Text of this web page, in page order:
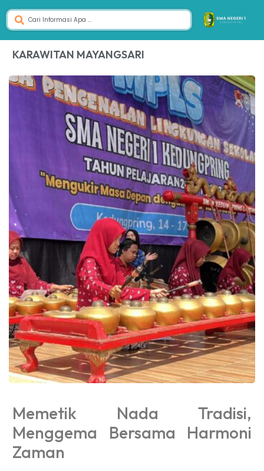
KARAWITAN MAYANGSARI
Memetik Nada Tradisi,
Menggema Bersama Harmoni
Zaman